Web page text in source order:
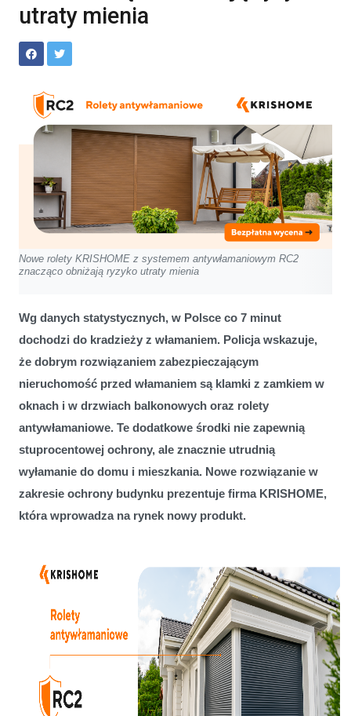
utraty mienia
Nowe rolety KRISHOME z systemem antywłamaniowym RC2
znacząco obniżają ryzyko utraty mienia
Wg danych statystycznych, w Polsce co 7 minut
dochodzi do kradzieży z włamaniem. Policja wskazuje,
że dobrym rozwiązaniem zabezpieczającym
nieruchomość przed włamaniem są klamki z zamkiem w
oknach i w drzwiach balkonowych oraz rolety
antywłamaniowe. Te dodatkowe środki nie zapewnią
stuprocentowej ochrony, ale znacznie utrudnią
wyłamanie do domu i mieszkania. Nowe rozwiązanie w
zakresie ochrony budynku prezentuje firma KRISHOME,
która wprowadza na rynek nowy produkt.